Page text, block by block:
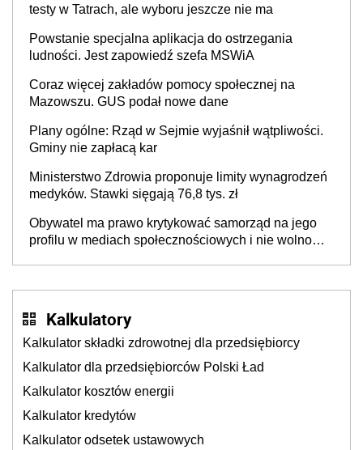
testy w Tatrach, ale wyboru jeszcze nie ma
Powstanie specjalna aplikacja do ostrzegania
ludności. Jest zapowiedź szefa MSWiA
Coraz więcej zakładów pomocy społecznej na
Mazowszu. GUS podał nowe dane
Plany ogólne: Rząd w Sejmie wyjaśnił wątpliwości.
Gminy nie zapłacą kar
Ministerstwo Zdrowia proponuje limity wynagrodzeń
medyków. Stawki sięgają 76,8 tys. zł
Obywatel ma prawo krytykować samorząd na jego
profilu w mediach społecznościowych i nie wolno
Kalkulatory
Kalkulator składki zdrowotnej dla przedsiębiorcy
Kalkulator dla przedsiębiorców Polski Ład
Kalkulator kosztów energii
Kalkulator kredytów
Kalkulator odsetek ustawowych